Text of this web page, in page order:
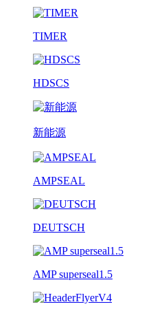
TIMER
HDSCS
新能源
AMPSEAL
DEUTSCH
AMP superseal1.5